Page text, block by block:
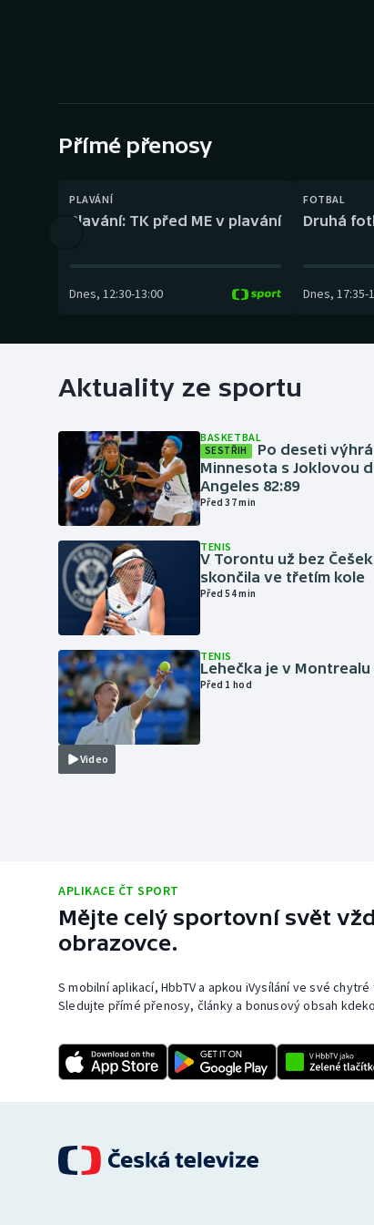
Gymnastika
Přímé přenosy
PLAVÁNÍ
Plavání: TK před ME v plavání
Dnes, 12:30-13:00
FOTBAL
Druhá
Dnes, 17:35-
Aktuality ze sportu
BASKETBAL
SESTŘIH
Po deseti
Minnesota s Joklovou
Angeles 82:89
Před 37 min
TENIS
V Torontu už bez
skončila ve třetím kole
Před 54 min
Video
TENIS
Lehečka je v
Před 1 hod
APLIKACE ČT SPORT
Mějte celý sportovní svět
obrazovce.
S mobilní aplikací, HbbTV a apkou iVysílání ve své
Sledujte přímé přenosy, články a bonusový obsah